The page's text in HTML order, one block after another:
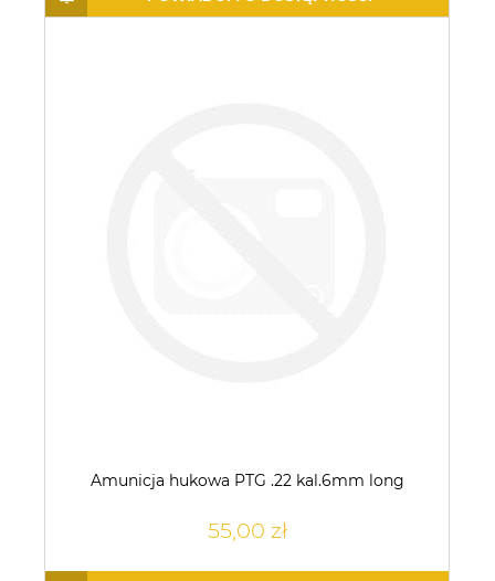
Amunicja hukowa PTG .22 kal.6mm long
55,00 zł